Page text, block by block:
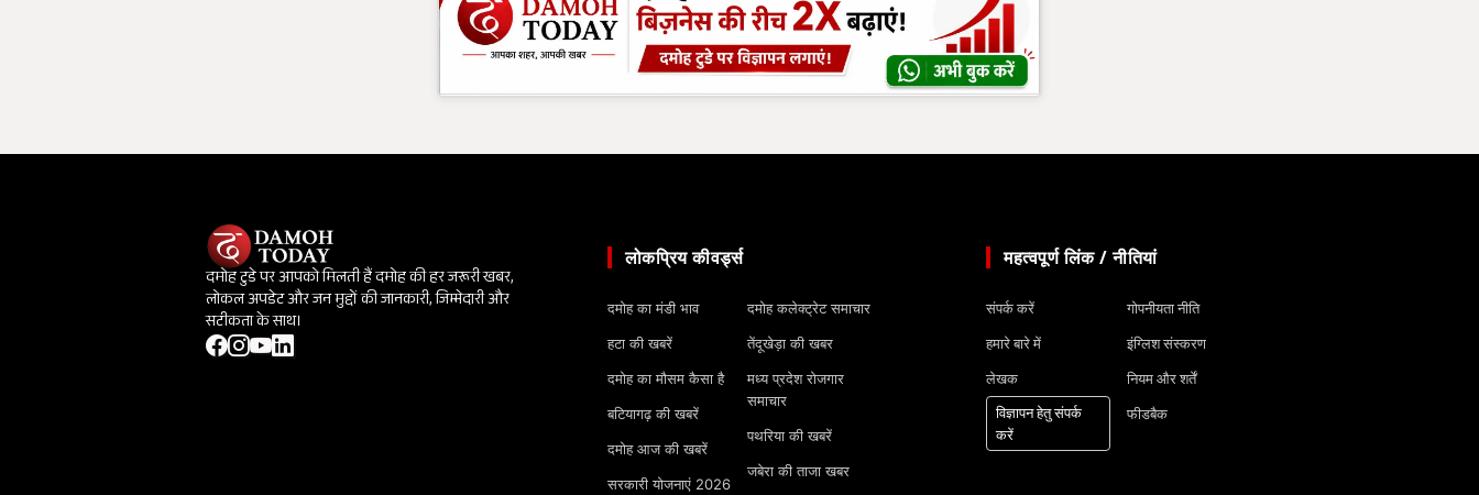
दमोह टुडे पर आपको मिलती हैं दमोह की हर जरूरी खबर,
लोकल अपडेट और जन मुद्दों की जानकारी, जिम्मेदारी और
सटीकता के साथ।
लोकप्रिय कीवर्ड्स
दमोह का मंडी भाव
हटा की खबरें
दमोह का मौसम कैसा है
बटियागढ़ की खबरें
दमोह आज की खबरें
सरकारी योजनाएं 2026
दमोह कलेक्ट्रेट समाचार
तेंदूखेड़ा की खबर
मध्य प्रदेश रोजगार
समाचार
पथरिया की खबरें
जबेरा की ताजा खबर
महत्वपूर्ण लिंक / नीतियां
संपर्क करें
हमारे बारे में
लेखक
विज्ञापन हेतु संपर्क
करें
गोपनीयता नीति
इंग्लिश संस्करण
नियम और शर्तें
फीडबैक